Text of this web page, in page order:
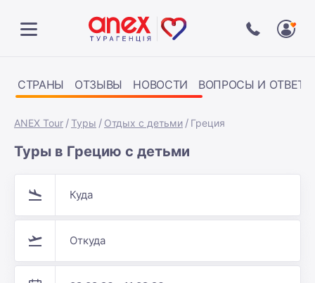
СТРАНЫ ОТЗЫВЫ НОВОСТИ ВОПРОСЫ И ОТВЕТЫ
ANEX Tour Туры Отдых с детьми Греция
Туры в Грецию с детьми
Куда
Откуда